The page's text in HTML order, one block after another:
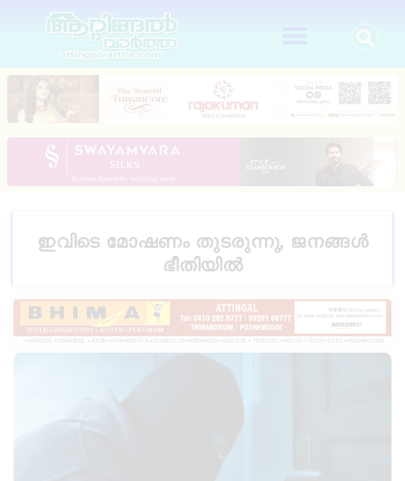
ഇവിടെ മോഷണം തുടരുന്നു, ജനങ്ങൾ
ഭീതിയിൽ